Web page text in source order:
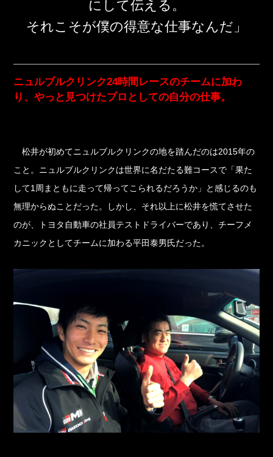
にして伝える。
それこそが僕の得意な仕事なんだ」
ニュルブルクリンク24時間レースのチームに加わ
り、やっと見つけたプロとしての自分の仕事。
松井が初めてニュルブルクリンクの地を踏んだのは2015年の
こと。ニュルブルクリンクは世界に名だたる難コースで「果た
して1周まともに走って帰ってこられるだろうか」と感じるのも
無理からぬことだった。しかし、それ以上に松井を慌てさせた
のが、トヨタ自動車の社員テストドライバーであり、チーフメ
カニックとしてチームに加わる平田泰男氏だった。